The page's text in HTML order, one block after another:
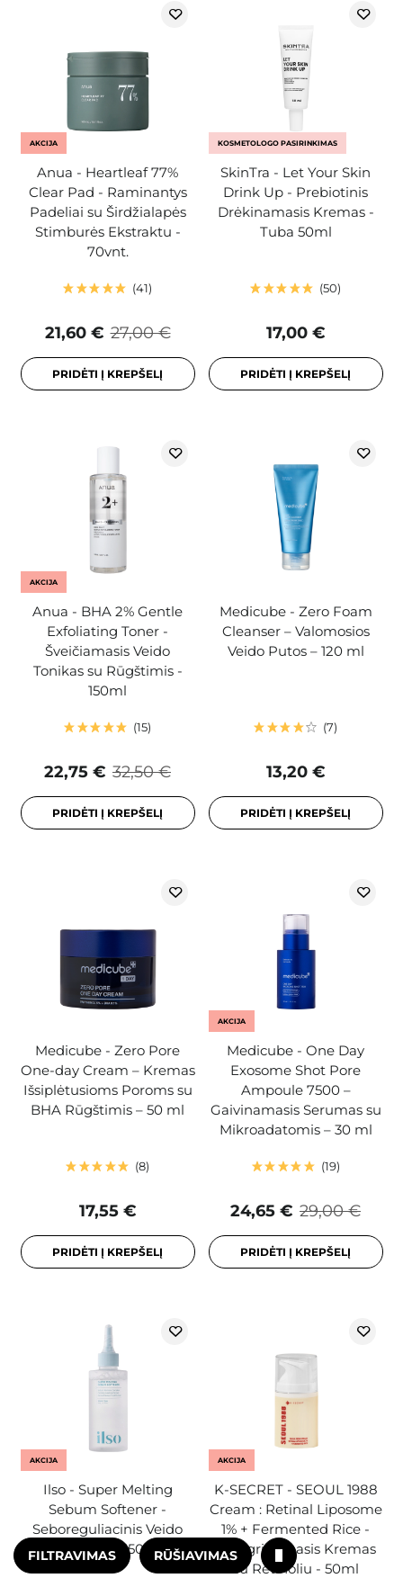
AKCIJA
Anua - Heartleaf 77%
Clear Pad - Raminantys
Padeliai su Širdžialapės
Stimburės Ekstraktu -
70vnt.
41
27,00 €
21,60 €
PRIDĖTI Į KREPŠELĮ
KOSMETOLOGO PASIRINKIMAS
SkinTra - Let Your Skin
Drink Up - Prebiotinis
Drėkinamasis Kremas -
Tuba 50ml
50
17,00 €
PRIDĖTI Į KREPŠELĮ
AKCIJA
Anua - BHA 2% Gentle
Exfoliating Toner -
Šveičiamasis Veido
Tonikas su Rūgštimis -
150ml
15
32,50 €
22,75 €
PRIDĖTI Į KREPŠELĮ
Medicube - Zero Foam
Cleanser – Valomosios
Veido Putos – 120 ml
7
13,20 €
PRIDĖTI Į KREPŠELĮ
Medicube - Zero Pore
One-day Cream – Kremas
Išsiplėtusioms Poroms su
BHA Rūgštimis – 50 ml
8
17,55 €
PRIDĖTI Į KREPŠELĮ
AKCIJA
Medicube - One Day
Exosome Shot Pore
Ampoule 7500 –
Gaivinamasis Serumas su
Mikroadatomis – 30 ml
19
29,00 €
24,65 €
PRIDĖTI Į KREPŠELĮ
AKCIJA
Ilso - Super Melting
Sebum Softener -
Seboreguliacinis Veido
Losjonas - 150ml
AKCIJA
K-SECRET - SEOUL 1988
Cream : Retinal Liposome
1% + Fermented Rice -
Stangrinamasis Kremas
su Retinoliu - 50ml
FILTRAVIMAS RŪŠIAVIMAS